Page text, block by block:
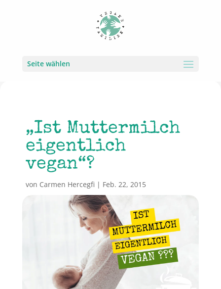
Seite wählen
„Ist Muttermilch
eigentlich
vegan“?
von Carmen Hercegfi | Feb. 22, 2015